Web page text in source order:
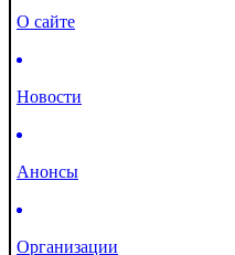
О сайте
Новости
Анонсы
Организации